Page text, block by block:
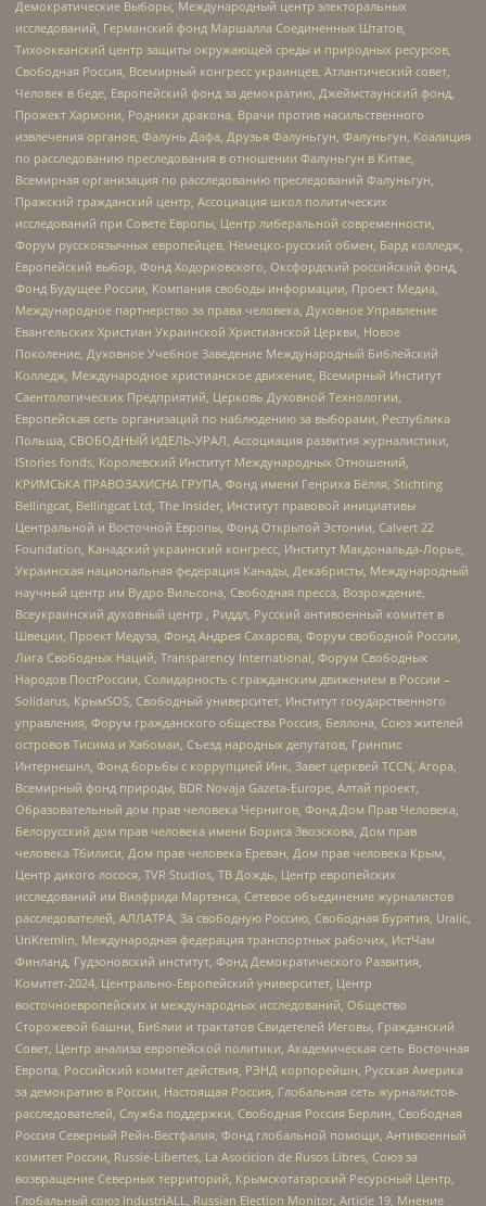
Демократические Выборы, Международный центр электоральных
исследований, Германский фонд Маршалла Соединенных Штатов,
Тихоокеанский центр защиты окружающей среды и природных ресурсов,
Свободная Россия, Всемирный конгресс украинцев, Атлантический совет,
Человек в беде, Европейский фонд за демократию, Джеймстаунский фонд,
Прожект Хармони, Родники дракона, Врачи против насильственного
извлечения органов, Фалунь Дафа, Друзья Фалуньгун, Фалуньгун, Коалиция
по расследованию преследования в отношении Фалуньгун в Китае,
Всемирная организация по расследованию преследований Фалуньгун,
Пражский гражданский центр, Ассоциация школ политических
исследований при Совете Европы, Центр либеральной современности,
Форум русскоязычных европейцев, Немецко-русский обмен, Бард колледж,
Европейский выбор, Фонд Ходорковского, Оксфордский российский фонд,
Фонд Будущее России, Компания свободы информации, Проект Медиа,
Международное партнерство за права человека, Духовное Управление
Евангельских Христиан Украинской Христианской Церкви, Новое
Поколение, Духовное Учебное Заведение Международный Библейский
Колледж, Международное христианское движение, Всемирный Институт
Саентологических Предприятий, Церковь Духовной Технологии,
Европейская сеть организаций по наблюдению за выборами, Республика
Польша, СВОБОДНЫЙ ИДЕЛЬ-УРАЛ, Ассоциация развития журналистики,
IStories fonds, Королевский Институт Международных Отношений,
КРИМСЬКА ПРАВОЗАХИСНА ГРУПА, Фонд имени Генриха Бёлля, Stichting
Bellingcat, Bellingcat Ltd, The Insider, Институт правовой инициативы
Центральной и Восточной Европы, Фонд Открытой Эстонии, Calvert 22
Foundation, Канадский украинский конгресс, Институт Макдональда-Лорье,
Украинская национальная федерация Канады, Декабристы, Международный
научный центр им Вудро Вильсона, Свободная пресса, Возрождение,
Всеукраинский духовный центр , Риддл, Русский антивоенный комитет в
Швеции, Проект Медуза, Фонд Андрея Сахарова, Форум свободной России,
Лига Свободных Наций, Transparеncy International, Форум Свободных
Народов ПостРоссии, Солидарность с гражданским движением в России –
Solidarus, КрымSOS, Свободный университет, Институт государственного
управления, Форум гражданского общества Россия, Беллона, Союз жителей
островов Тисима и Хабомаи, Съезд народных депутатов, Гринпис
Интернешнл, Фонд борьбы с коррупцией Инк, Завет церквей TCCN, Агора,
Всемирный фонд природы, BDR Novaja Gazeta-Europe, Алтай проект,
Образовательный дом прав человека Чернигов, Фонд Дом Прав Человека,
Белорусский дом прав человека имени Бориса Звозскова, Дом прав
человека Тбилиси, Дом прав человека Ереван, Дом прав человека Крым,
Центр дикого лосося, TVR Studios, ТВ Дождь, Центр европейских
исследований им Вилфрида Мартенса, Сетевое объединение журналистов
расследователей, АЛЛАТРА, За свободную Россию, Свободная Бурятия, Uralic,
UnKremlin, Международная федерация транспортных рабочих, ИстЧам
Финланд, Гудзоновский институт, Фонд Демократического Развития,
Комитет-2024, Центрально-Европейский университет, Центр
восточноевропейских и международных исследований, Общество
Сторожевой башни, Библии и трактатов Свидетелей Иеговы, Гражданский
Совет, Центр анализа европейской политики, Академическая сеть Восточная
Европа, Российский комитет действия, РЭНД корпорейшн, Русская Америка
за демократию в России, Настоящая Россия, Глобальная сеть журналистов-
расследователей, Служба поддержки, Свободная Россия Берлин, Свободная
Россия Северный Рейн-Вестфалия, Фонд глобальной помощи, Антивоенный
комитет России, Russie-Libertes, La Asocicion de Rusos Libres, Союз за
возвращение Северных территорий, Крымскотатарский Ресурсный Центр,
Глобальный союз IndustriALL, Russian Election Monitor, Article 19, Мнение